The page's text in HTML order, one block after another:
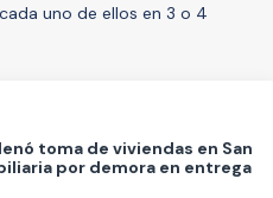
uno de ellos en 3 o 4
toma de viviendas en San
por demora en entrega